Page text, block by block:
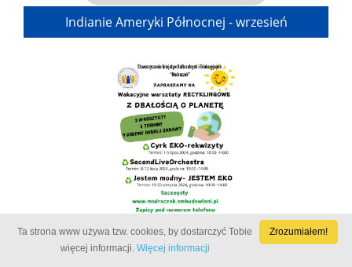
Indianie Ameryki Północnej - wrzesień
Jestem modny - jestem eko
Zrozumiałem!
Ta strona www używa tzw. cookies, by dostarczyć Tobie
więcej informacji. Więcej informacji